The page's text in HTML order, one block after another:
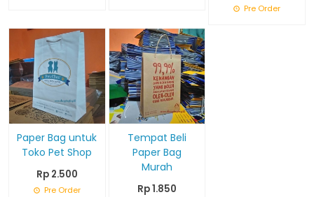
Pre Order
Paper Bag untuk
Toko Pet Shop
Rp 2.500
Pre Order
Tempat Beli
Paper Bag
Murah
Rp 1.850